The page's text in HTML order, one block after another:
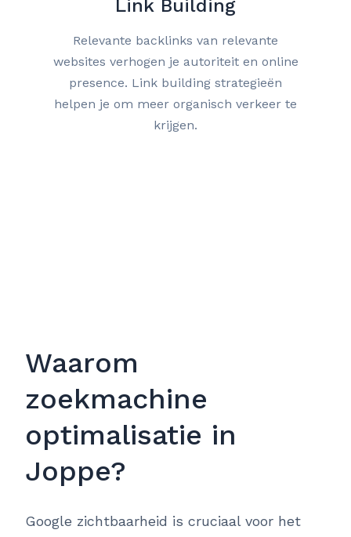
Link Building
Relevante backlinks van relevante
websites verhogen je autoriteit en online
presence. Link building strategieën
helpen je om meer organisch verkeer te
krijgen.
Waarom
zoekmachine
optimalisatie in
Joppe?
Google zichtbaarheid is cruciaal voor het